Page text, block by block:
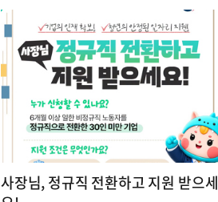
사장님, 정규직 전환하고 지원 받으세